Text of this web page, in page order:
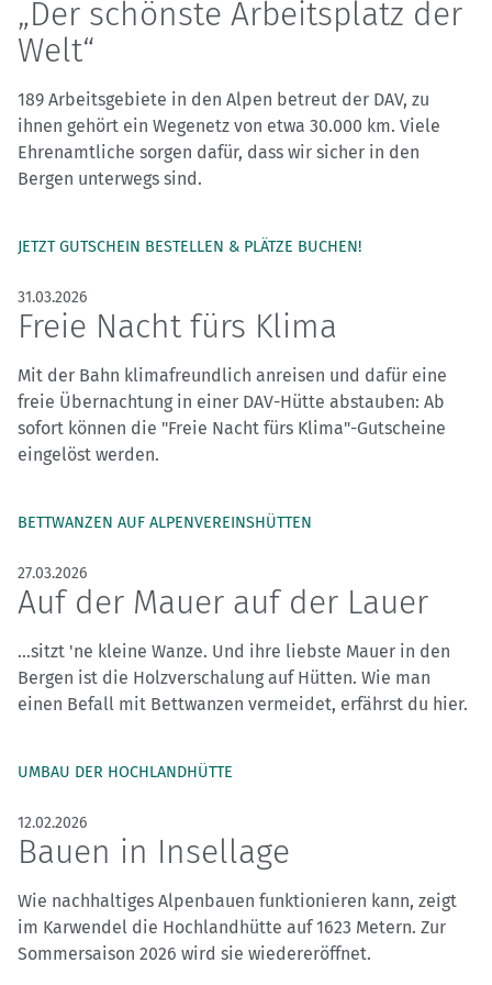
„Der schönste Arbeitsplatz der
Welt“
189 Arbeitsgebiete in den Alpen betreut der DAV, zu
ihnen gehört ein Wegenetz von etwa 30.000 km. Viele
Ehrenamtliche sorgen dafür, dass wir sicher in den
Bergen unterwegs sind.
JETZT GUTSCHEIN BESTELLEN & PLÄTZE BUCHEN!
31.03.2026
Freie Nacht fürs Klima
Mit der Bahn klimafreundlich anreisen und dafür eine
freie Übernachtung in einer DAV-Hütte abstauben: Ab
sofort können die "Freie Nacht fürs Klima"-Gutscheine
eingelöst werden.
BETTWANZEN AUF ALPENVEREINSHÜTTEN
27.03.2026
Auf der Mauer auf der Lauer
...sitzt 'ne kleine Wanze. Und ihre liebste Mauer in den
Bergen ist die Holzverschalung auf Hütten. Wie man
einen Befall mit Bettwanzen vermeidet, erfährst du hier.
UMBAU DER HOCHLANDHÜTTE
12.02.2026
Bauen in Insellage
Wie nachhaltiges Alpenbauen funktionieren kann, zeigt
im Karwendel die Hochlandhütte auf 1623 Metern. Zur
Sommersaison 2026 wird sie wiedereröffnet.